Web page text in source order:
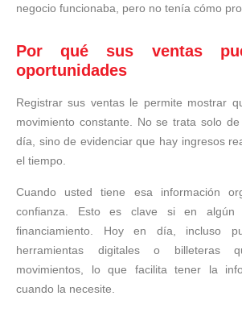
negocio funcionaba, pero no tenía cómo
Por qué sus ventas
oportunidades
Registrar sus ventas le permite mostrar
movimiento constante. No se trata solo
día, sino de evidenciar que hay ingresos
el tiempo.
Cuando usted tiene esa información
confianza. Esto es clave si en algún
financiamiento. Hoy en día, incluso
herramientas digitales o billeteras
movimientos, lo que facilita tener la
cuando la necesite.